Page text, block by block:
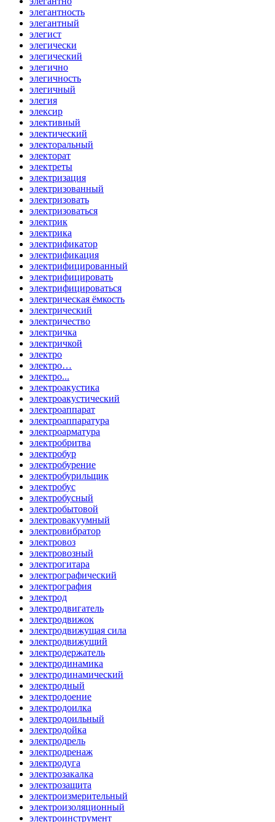
элегантность
элегантный
элегист
элегически
элегический
элегично
элегичность
элегичный
элегия
элексир
элективный
электический
электоральный
электорат
электреты
электризация
электризованный
электризовать
электризоваться
электрик
электрика
электрификатор
электрификация
электрифицированный
электрифицировать
электрифицироваться
электрическая ёмкость
электрический
электричество
электричка
электричкой
электро
электро…
электро...
электроакустика
электроакустический
электроаппарат
электроаппаратура
электроарматура
электробритва
электробур
электробурение
электробурильщик
электробус
электробусный
электробытовой
электровакуумный
электровибратор
электровоз
электровозный
электрогитара
электрографический
электрография
электрод
электродвигатель
электродвижок
электродвижущая сила
электродвижущий
электродержатель
электродинамика
электродинамический
электродный
электродоение
электродоилка
электродоильный
электродойка
электродрель
электродренаж
электродуга
электрозакалка
электрозащита
электроизмерительный
электроизоляционный
электроинструмент